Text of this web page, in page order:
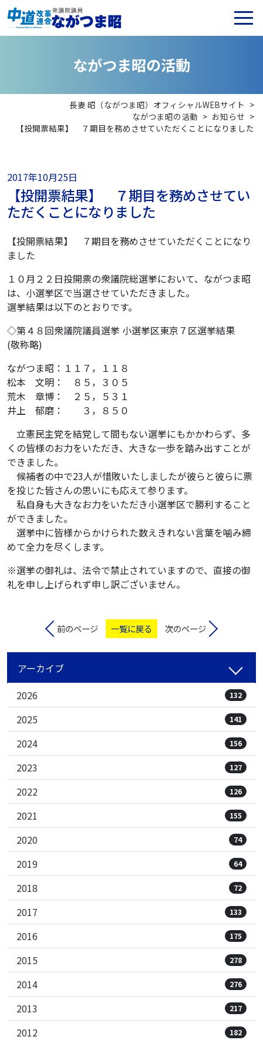
ながつま昭の活動
長妻 昭（ながつま昭）オフィシャルWEBサイト >
ながつま昭の活動 > お知らせ >
【投開票結果】 ７期目を務めさせていただくことになりました
2017年10月25日
【投開票結果】 ７期目を務めさせてい
ただくことになりました
【投開票結果】 ７期目を務めさせていただくことになり
ました
１０月２２日投開票の衆議院総選挙において、ながつま昭
は、小選挙区で当選させていただきました。
選挙結果は以下のとおりです。
◇第４８回衆議院議員選挙 小選挙区東京７区選挙結果
(敬称略)
ながつま昭：１１７，１１８
松本 文明： ８５，３０５
荒木 章博： ２５，５３１
井上 郁磨： ３，８５０
立憲民主党を結党して間もない選挙にもかかわらず、多
くの皆様のお力をいただき、大きな一歩を踏み出すことが
できました。
候補者の中で23人が惜敗いたしましたが彼らと彼らに票
を投じた皆さんの思いにも応えて参ります。
私自身も大きなお力をいただき小選挙区で勝利すること
ができました。
選挙中に皆様からかけられた数えきれない言葉を噛み締
めて全力を尽くします。
※選挙の御礼は、法令で禁止されていますので、直接の御
礼を申し上げられず申し訳ございません。
前のページ 一覧に戻る 次のページ
アーカイブ
2026
132
2025 141
2024 156
2023 127
2022 126
2021 155
2020 74
2019 64
2018 72
2017 133
2016 175
2015 278
2014 276
2013 217
2012 182